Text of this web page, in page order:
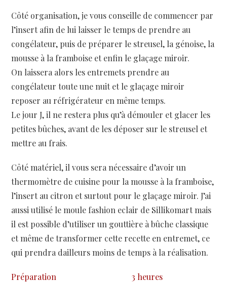
Côté organisation, je vous conseille de commencer par
l’insert afin de lui laisser le temps de prendre au
congélateur, puis de préparer le streusel, la génoise, la
mousse à la framboise et enfin le glaçage miroir.
On laissera alors les entremets prendre au
congélateur toute une nuit et le glaçage miroir
reposer au réfrigérateur en même temps.
Le jour J, il ne restera plus qu’à démouler et glacer les
petites bûches, avant de les déposer sur le streusel et
mettre au frais.
Côté matériel, il vous sera nécessaire d’avoir un
thermomètre de cuisine pour la mousse à la framboise,
l’insert au citron et surtout pour le glaçage miroir. J’ai
aussi utilisé le moule fashion eclair de Sillikomart mais
il est possible d’utiliser un gouttière à bûche classique
et même de transformer cette recette en entremet, ce
qui prendra dailleurs moins de temps à la réalisation.
Préparation
3 heures